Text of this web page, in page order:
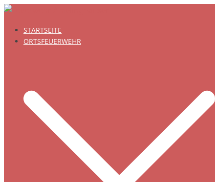
Zum
springenSTARTSEITE
ORTSFEUERWEHR